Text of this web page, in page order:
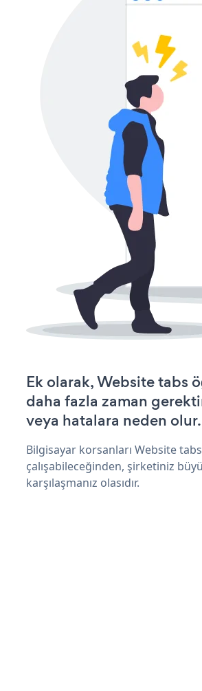
Ek olarak, Website tabs
daha fazla zaman
veya hatalara neden olur.
Bilgisayar korsanları Website
çalışabileceğinden, şirketiniz
karşılaşmanız olasıdır.